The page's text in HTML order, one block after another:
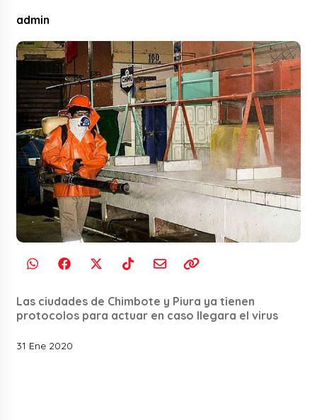
admin
Las ciudades de Chimbote y Piura ya tienen
protocolos para actuar en caso llegara el virus
31 Ene 2020